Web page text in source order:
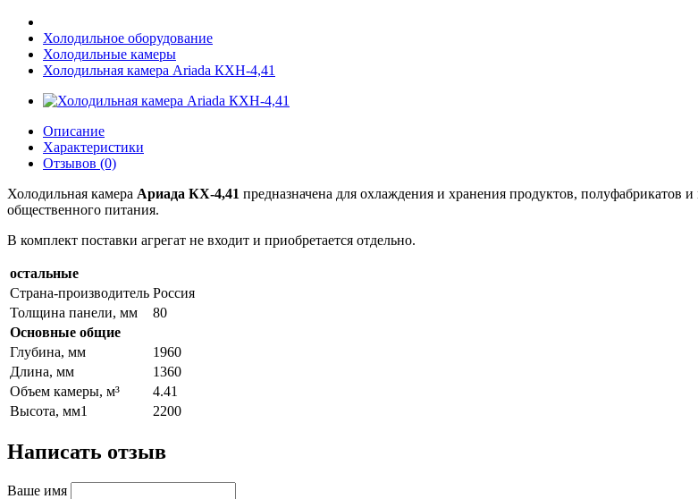
Холодильное оборудование
Холодильные камеры
Холодильная камера Ariada КХН-4,41
Описание
Характеристики
Отзывов (0)
Холодильная камера Ариада КХ-4,41 предназначена для охлаждения и хранения продуктов,
общественного питания.
В комплект поставки агрегат не входит и приобретается отдельно.
остальные
Страна-производитель Россия
Толщина панели, мм
80
Основные общие
Глубина, мм
1960
Длина, мм
1360
Объем камеры, м³
4.41
Высота, мм1
2200
Написать отзыв
Ваше имя